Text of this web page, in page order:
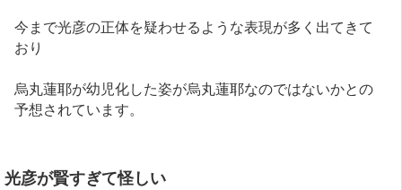
今まで光彦の正体を疑わせるような表現が多く出てきて
おり
烏丸蓮耶が幼児化した姿が烏丸蓮耶なのではないかとの
予想されています。
光彦が賢すぎて怪しい